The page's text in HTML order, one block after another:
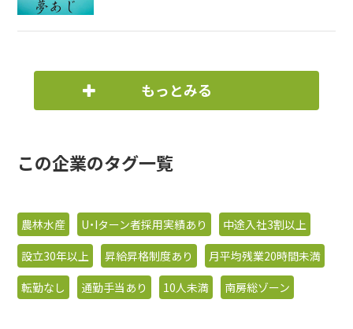
もっとみる
この企業のタグ一覧
農林水産 U・Iターン者採用実績あり
中途入社3割以上
設立30年以上
昇給昇格制度あり
月平均残業20時間未満
転勤なし
通勤手当あり 10人未満 南房総ゾーン